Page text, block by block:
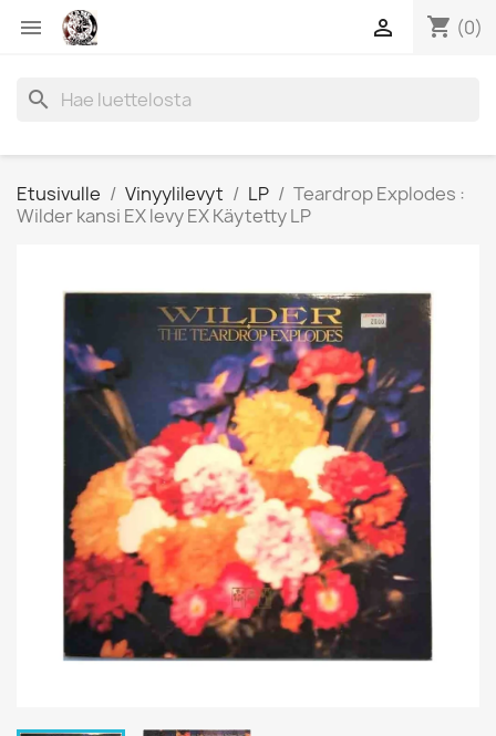
 shopping_cart (0)

search
Etusivulle Vinyylilevyt LP
Teardrop Explodes :
Wilder kansi EX levy EX Käytetty LP